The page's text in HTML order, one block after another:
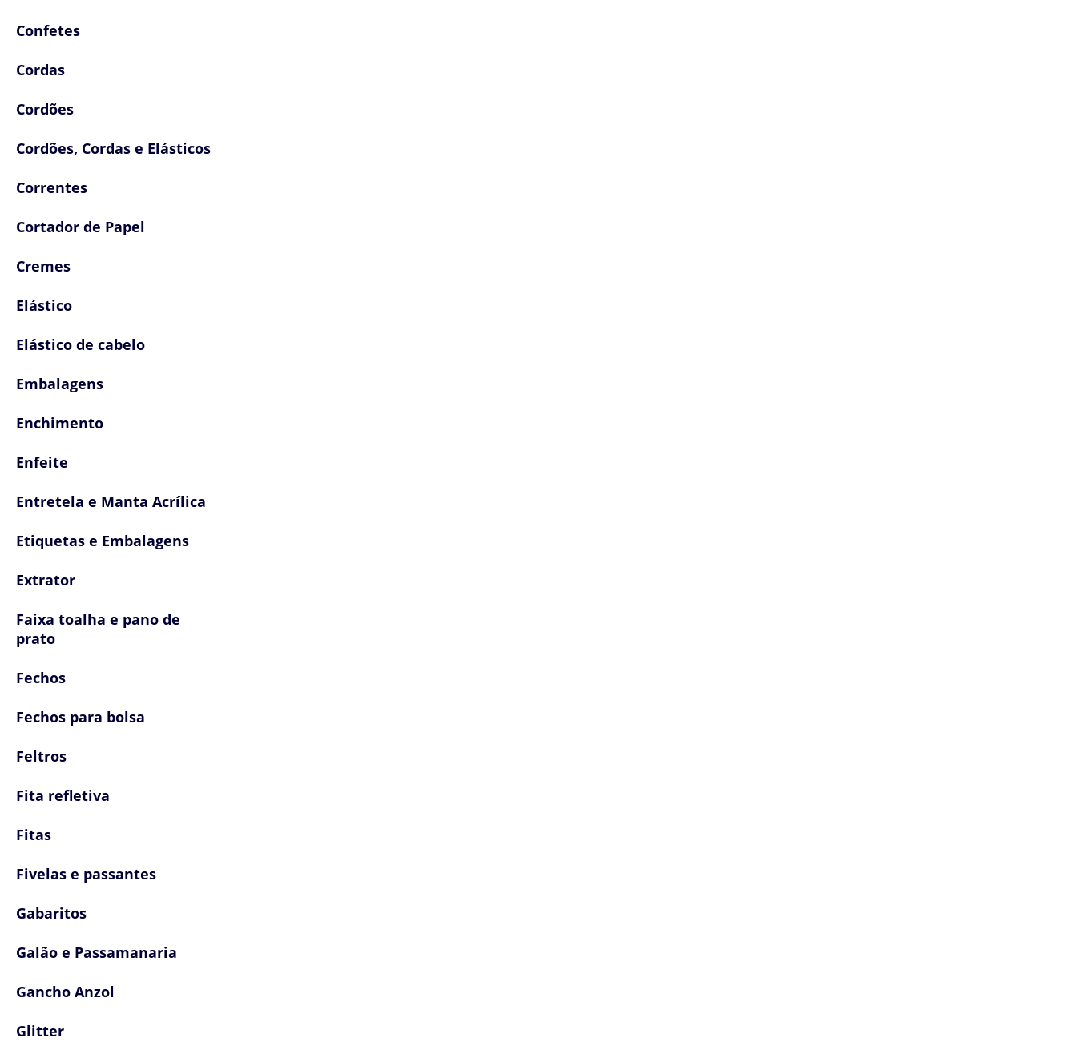
Confetes
Cordas
Cordões
Cordões, Cordas e Elásticos
Correntes
Cortador de Papel
Cremes
Elástico
Elástico de cabelo
Embalagens
Enchimento
Enfeite
Entretela e Manta Acrílica
Etiquetas e Embalagens
Extrator
Faixa toalha e pano de
prato
Fechos
Fechos para bolsa
Feltros
Fita refletiva
Fitas
Fivelas e passantes
Gabaritos
Galão e Passamanaria
Gancho Anzol
Glitter